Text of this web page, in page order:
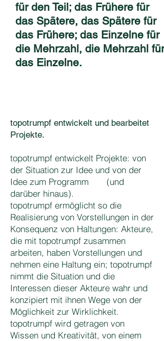
für den Teil; das Frühere für
das Spätere, das Spätere für
das Frühere; das Einzelne für
die Mehrzahl, die Mehrzahl für
das Einzelne.
topotrumpf entwickelt und bearbeitet
Projekte.
topotrumpf entwickelt Projekte: von
der Situation zur Idee und von der
Idee zum Programm (und
darüber hinaus).
topotrumpf ermöglicht so die
Realisierung von Vorstellungen in der
Konsequenz von Haltungen: Akteure,
die mit topotrumpf zusammen
arbeiten, haben Vorstellungen und
nehmen eine Haltung ein; topotrumpf
nimmt die Situation und die
Interessen dieser Akteure wahr und
konzipiert mit ihnen Wege von der
Möglichkeit zur Wirklichkeit.
topotrumpf wird getragen von
Wissen und Kreativität, von einem